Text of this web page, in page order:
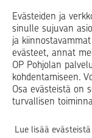
Evästeiden ja
sinulle sujuvan
ja
evästeet, annat
OP Pohjolan
kohdentamiseen.
Osa evästeistä on
turvallisen
Lue lisää evästeistä
Op.fi OP
Facebook
X